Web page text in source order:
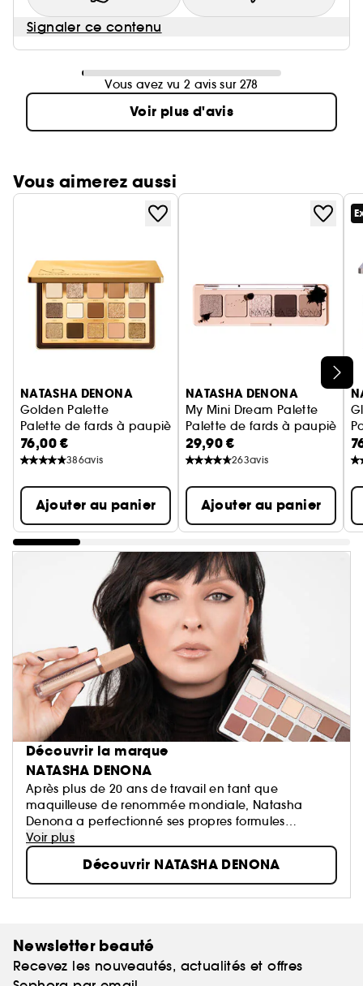
Signaler ce contenu
Vous avez vu 2 avis sur 278
Voir plus d'avis
Vous aimerez aussi
NATASHA DENONA
Golden Palette
Palette de fards à paupière
76,00 €
386avis
Ajouter au panier
NATASHA DENONA
My Mini Dream Palette
Palette de fards à paupière
29,90 €
263avis
Ajouter au panier
Découvrir la marque
NATASHA DENONA
Après plus de 20 ans de travail en tant que
maquilleuse de renommée mondiale, Natasha
Denona a perfectionné ses propres formules
d'ombres à paupières. Parce que les ombres à
paupières Natasha Denona sont toujours fabriqués à
partir d'ingrédients riches...
Voir plus
Découvrir NATASHA DENONA
Newsletter beauté
Recevez les nouveautés, actualités et offres